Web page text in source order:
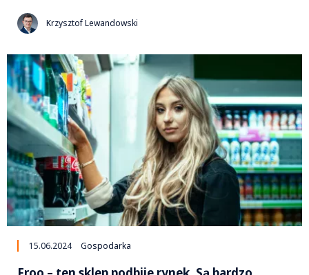
Krzysztof Lewandowski
15.06.2024 Gospodarka